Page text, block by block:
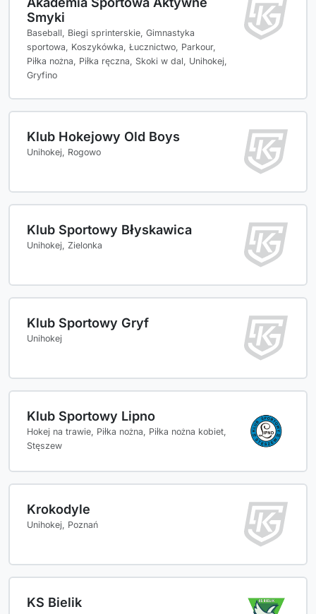
Smyki
Baseball, Biegi sprinterskie, Gimnastyka
sportowa, Koszykówka, Łucznictwo, Parkour,
Piłka nożna, Piłka ręczna, Skoki w dal, Unihokej,
Gryfino
Klub Hokejowy Old Boys
Unihokej, Rogowo
Klub Sportowy Błyskawica
Unihokej, Zielonka
Klub Sportowy Gryf
Unihokej
Klub Sportowy Lipno
Hokej na trawie, Piłka nożna, Piłka nożna kobiet,
Stęszew
Krokodyle
Unihokej, Poznań
KS Bielik